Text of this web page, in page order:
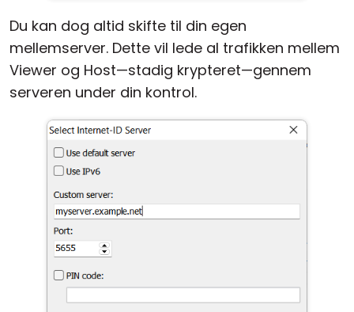
Du kan dog altid skifte til din egen
mellemserver. Dette vil lede al trafikken mellem
Viewer og Host—stadig krypteret—gennem
serveren under din kontrol.